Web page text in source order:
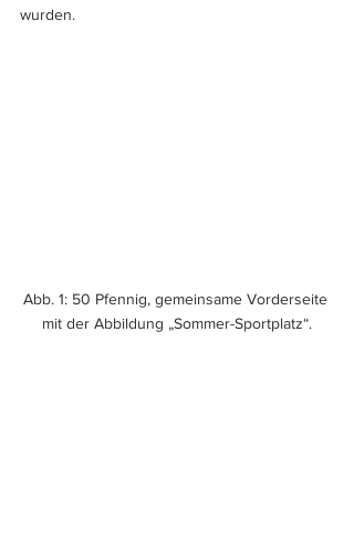
wurden.
Abb. 1: 50 Pfennig, gemeinsame Vorderseite
mit der Abbildung „Sommer-Sportplatz“.